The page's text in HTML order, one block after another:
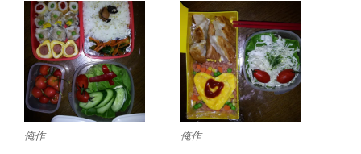
俺作 俺作